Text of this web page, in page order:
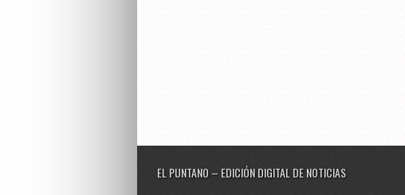
EL PUNTANO – EDICIÓN DIGITAL DE NOTICIAS